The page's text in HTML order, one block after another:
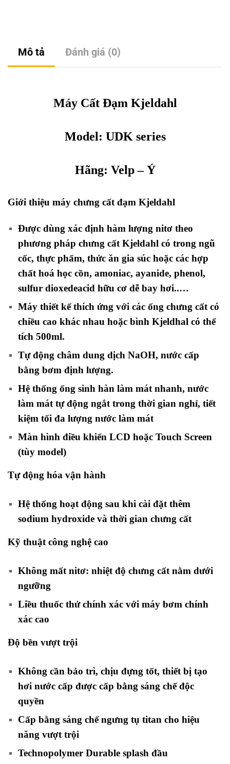
Mô tả Đánh giá (0)
Máy Cất Đạm Kjeldahl
Model: UDK series
Hãng: Velp– Ý
Giới thiệu máy chưng cất đạm Kjeldahl
Được dùng xác định hàm lượng nitơ theo
phương pháp chưng cất Kjeldahl có trong ngũ
cốc, thực phẩm, thức ăn gia súc hoặc các hợp
chất hoá học cồn, amoniac, ayanide, phenol,
sulfur dioxedeacid hữu cơ dễ bay hơi..…
Máy thiết kế thích ứng với các ống chưng cất có
chiều cao khác nhau hoặc bình Kjeldhal có thể
tích 500ml.
Tự động châm dung dịch NaOH, nước cấp
bằng bơm định lượng.
Hệ thống ống sinh hàn làm mát nhanh, nước
làm mát tự động ngắt trong thời gian nghỉ, tiết
kiệm tối đa lượng nước làm mát
Màn hình điều khiển LCD hoặc Touch Screen
(tùy model)
Tự động hóa vận hành
Hệ thống hoạt động sau khi cài đặt thêm
sodium hydroxide và thời gian chưng cất
Kỹ thuật công nghệ cao
Không mất nitơ: nhiệt độ chưng cất nằm dưới
ngưỡng
Liều thuốc thử chính xác với máy bơm chính
xác cao
Độ bền vượt trội
Không cần bảo trì, chịu đựng tốt, thiết bị tạo
hơi nước cấp được cấp bằng sáng chế độc
quyền
Cấp bằng sáng chế ngưng tụ titan cho hiệu
năng vượt trội
Technopolymer Durable splash đầu